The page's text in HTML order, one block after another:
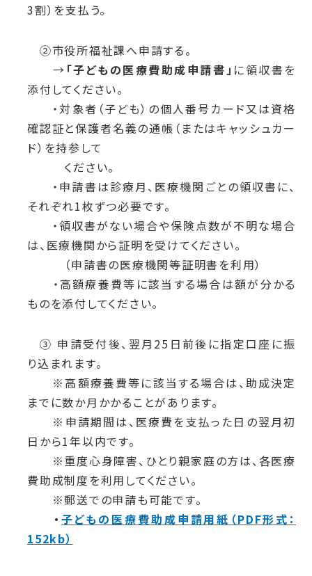
3割）を支払う。
②市役所福祉課へ申請する。
→ 「子どもの医療費助成申請書」 に領収書を
添付してください。
・対象者（子ども）の個人番号カード又は資格
確認証と保護者名義の通帳（またはキャッシュカー
ド）を持参して
ください。
・申請書は診療月、医療機関ごとの領収書に、
それぞれ1枚ずつ必要です。
・領収書がない場合や保険点数が不明な場合
は、医療機関から証明を受けてください。
（申請書の医療機関等証明書を利用）
・高額療養費等に該当する場合は額が分かる
ものを添付してください。
③ 申請受付後、翌月25日前後に指定口座に振
り込まれます。
※高額療養費等に該当する場合は、助成決定
までに数か月かかることがあります。
※申請期間は、医療費を支払った日の翌月初
日から1年以内です。
※重度心身障害、ひとり親家庭の方は、各医療
費助成制度を利用してください。
※郵送での申請も可能です。
・ 子どもの医療費助成申請用紙（PDF形式：
152kb）